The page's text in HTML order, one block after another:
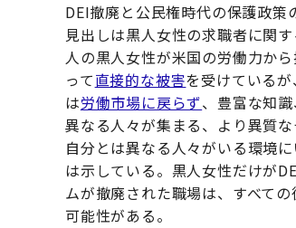
DEI撤廃と公民権時代の保護政策
見出しは黒人女性の求職者に関す
人の黒人女性が米国の労働力か
って直接的な被害を受けている
は労働市場に戻らず、豊富な知
異なる人々が集まる、より異質
自分とは異なる人々がいる環境に
は示している。黒人女性だけが
ムが撤廃された職場は、すべて
可能性がある。